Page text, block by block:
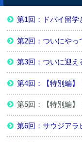
第1回：ドバイ留学
第2回：ついにやっ
第3回：ついに迎え
第4回：【特別編】
第5回：【特別編】
第6回：サウジアラ